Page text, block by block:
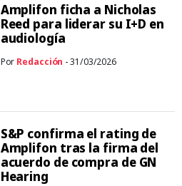
Amplifon ficha a Nicholas
Reed para liderar su I+D en
audiología
Por Redacción - 31/03/2026
S&P confirma el rating de
Amplifon tras la firma del
acuerdo de compra de GN
Hearing